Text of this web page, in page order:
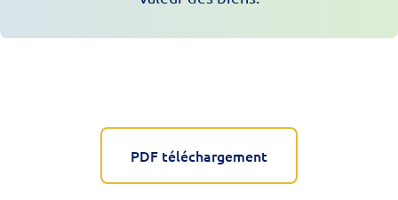
PDF téléchargement